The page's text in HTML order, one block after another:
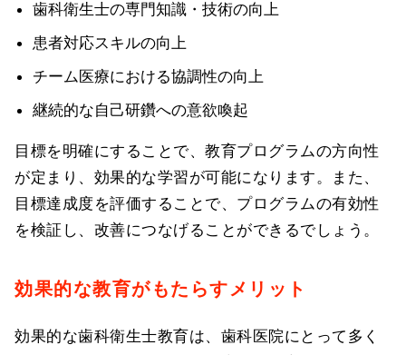
歯科衛生士の専門知識・技術の向上
患者対応スキルの向上
チーム医療における協調性の向上
継続的な自己研鑽への意欲喚起
目標を明確にすることで、教育プログラムの方向性
が定まり、効果的な学習が可能になります。また、
目標達成度を評価することで、プログラムの有効性
を検証し、改善につなげることができるでしょう。
効果的な教育がもたらすメリット
効果的な歯科衛生士教育は、歯科医院にとって多く